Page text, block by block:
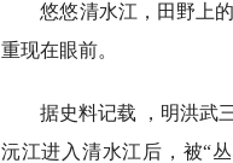
悠悠清水江，田野上的
重现在眼前。
据史料记载 ，明洪武三
沅江进入清水江后，被“